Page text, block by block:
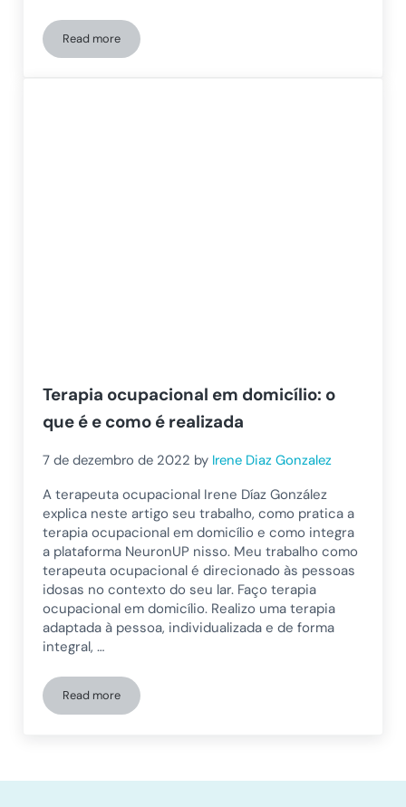
Read moreEstimulação cognitiva centrada na pessoa: pontos-chave
Terapia ocupacional em domicílio: o
que é e como é realizada
7 de dezembro de 2022 by Irene Diaz Gonzalez
A terapeuta ocupacional Irene Díaz González
explica neste artigo seu trabalho, como pratica a
terapia ocupacional em domicílio e como integra
a plataforma NeuronUP nisso. Meu trabalho como
terapeuta ocupacional é direcionado às pessoas
idosas no contexto do seu lar. Faço terapia
ocupacional em domicílio. Realizo uma terapia
adaptada à pessoa, individualizada e de forma
integral, …
Read moreTerapia ocupacional em domicílio: o que é e como é